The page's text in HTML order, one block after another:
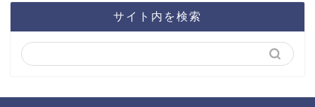
サイト内を検索